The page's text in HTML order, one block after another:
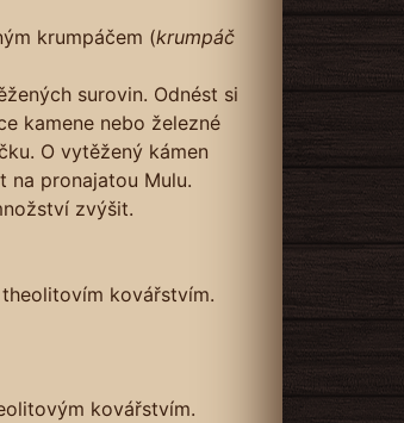
krumpáčem (krumpáč
surovin. Odnést si
kamene nebo železné
O vytěžený kámen
na pronajatou Mulu.
zvýšit.
kovářstvím.
kovářstvím.